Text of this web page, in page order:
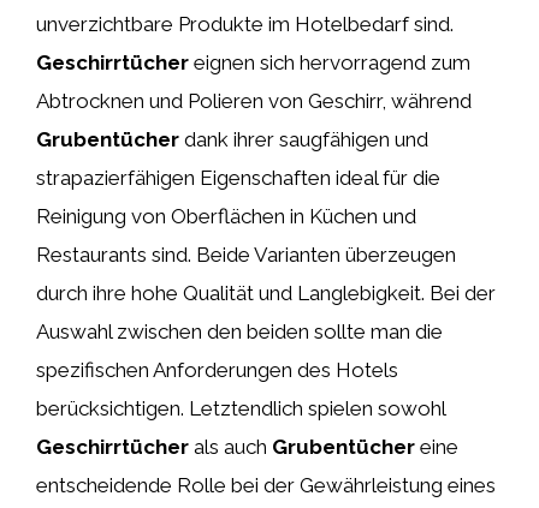
unverzichtbare Produkte im Hotelbedarf sind.
Geschirrtücher eignen sich hervorragend zum
Abtrocknen und Polieren von Geschirr, während
Grubentücher dank ihrer saugfähigen und
strapazierfähigen Eigenschaften ideal für die
Reinigung von Oberflächen in Küchen und
Restaurants sind. Beide Varianten überzeugen
durch ihre hohe Qualität und Langlebigkeit. Bei der
Auswahl zwischen den beiden sollte man die
spezifischen Anforderungen des Hotels
berücksichtigen. Letztendlich spielen sowohl
Geschirrtücher als auch Grubentücher eine
entscheidende Rolle bei der Gewährleistung eines